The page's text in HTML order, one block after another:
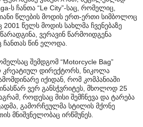
ს ჩანთა “Le City”-საც, რომელიც,
წლების მოდის ერთ-ერთი სიმბოლოც
წელს მოდის სახლმა ჩვენებაზე
ვერავინ წარმოიდგენა
წინ ელოდა.
შემდგომ “Motorcycle Bag”
დირექტორს, ნიკოლა
იქიდან, რომ კომპანიაში
ვერ განსჭვრიტეს, მხოლოდ 25
როდესაც მისი შემჩნევა და ტარება
გამორჩეულმა სტილის მქონე
მნიშვნელობაც ირწმუნეს.